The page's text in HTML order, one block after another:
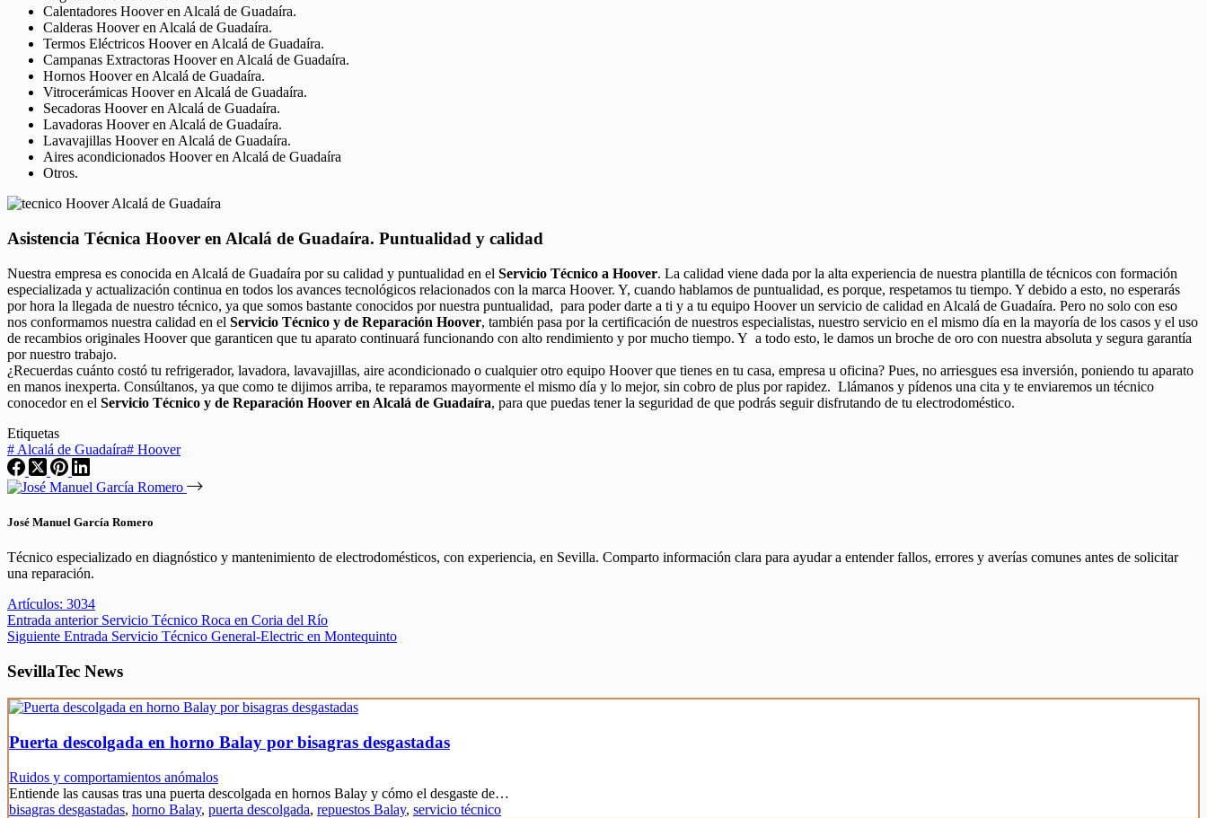
Calentadores Hoover en Alcalá de Guadaíra.
Calderas Hoover en Alcalá de Guadaíra.
Termos Eléctricos Hoover en Alcalá de Guadaíra.
Campanas Extractoras Hoover en Alcalá de Guadaíra.
Hornos Hoover en Alcalá de Guadaíra.
Vitrocerámicas Hoover en Alcalá de Guadaíra.
Secadoras Hoover en Alcalá de Guadaíra.
Lavadoras Hoover en Alcalá de Guadaíra.
Lavavajillas Hoover en Alcalá de Guadaíra.
Aires acondicionados Hoover en Alcalá de Guadaíra
Otros.
Asistencia Técnica Hoover en Alcalá de Guadaíra. Puntualidad y calidad
Nuestra empresa es conocida en Alcalá de Guadaíra por su calidad y puntualidad en el Servicio Técnico a Hoover. La calidad viene dada por la alta experiencia de nuestra plantilla de técnicos con formación
especializada y actualización continua en todos los avances tecnológicos relacionados con la marca Hoover. Y, cuando hablamos de puntualidad, es porque, respetamos tu tiempo. Y debido a esto, no esperarás
por hora la llegada de nuestro técnico, ya que somos bastante conocidos por nuestra puntualidad, para poder darte a ti y a tu equipo Hoover un servicio de calidad en Alcalá de Guadaíra. Pero no solo con eso
nos conformamos nuestra calidad en el Servicio Técnico y de Reparación Hoover, también pasa por la certificación de nuestros especialistas, nuestro servicio en el mismo día en la mayoría de los casos y el uso
de recambios originales Hoover que garanticen que tu aparato continuará funcionando con alto rendimiento y por mucho tiempo. Y a todo esto, le damos un broche de oro con nuestra absoluta y segura garantía
por nuestro trabajo.
¿Recuerdas cuánto costó tu refrigerador, lavadora, lavavajillas, aire acondicionado o cualquier otro equipo Hoover que tienes en tu casa, empresa u oficina? Pues, no arriesgues esa inversión, poniendo tu aparato
en manos inexperta. Consúltanos, ya que como te dijimos arriba, te reparamos mayormente el mismo día y lo mejor, sin cobro de plus por rapidez. Llámanos y pídenos una cita y te enviaremos un técnico
conocedor en el Servicio Técnico y de Reparación Hoover en Alcalá de Guadaíra, para que puedas tener la seguridad de que podrás seguir disfrutando de tu electrodoméstico.
Etiquetas
# Alcalá de Guadaíra# Hoover
José Manuel García Romero
Técnico especializado en diagnóstico y mantenimiento de electrodomésticos, con experiencia, en Sevilla. Comparto información clara para ayudar a entender fallos, errores y averías comunes antes de solicitar
una reparación.
Artículos: 3034
Entrada anterior Servicio Técnico Roca en Coria del Río
Siguiente Entrada Servicio Técnico General-Electric en Montequinto
SevillaTec News
Puerta descolgada en horno Balay por bisagras desgastadas
Ruidos y comportamientos anómalos
Entiende las causas tras una puerta descolgada en hornos Balay y cómo el desgaste de…
bisagras desgastadas, horno Balay, puerta descolgada, repuestos Balay, servicio técnico